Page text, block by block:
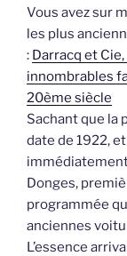
Vous avez sur
les plus
: Darracq et
innombrables
20ème siècle
Sachant que la
date de 1922,
Donges,
programmée
anciennes
L’essence